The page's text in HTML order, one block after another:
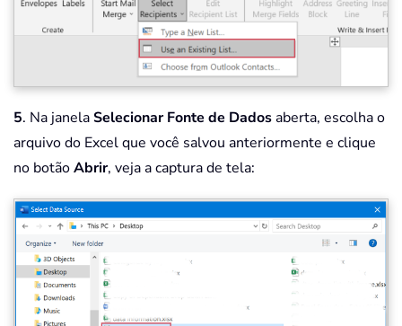
5. Na janelaSelecionar Fonte de Dadosaberta, escolha o
arquivo do Excel que você salvou anteriormente e clique
no botãoAbrir, veja a captura de tela: